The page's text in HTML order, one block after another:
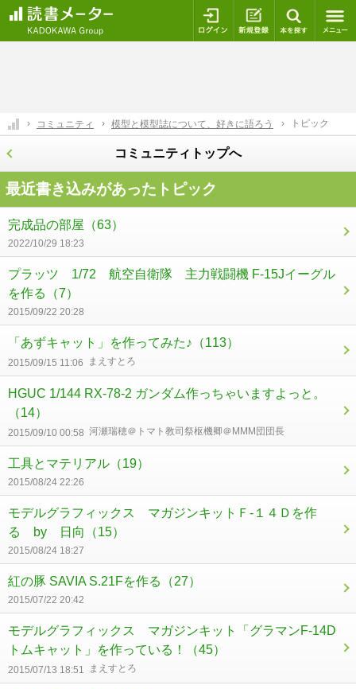
ログイン 新規登録
コミュニティ 模型と模型誌について、好きに語ろう トピック
コミュニティトップへ
最近書き込みがあったトピック
完成品の部屋 （63）
2022/10/29 18:23
プラッツ 1/72 航空自衛隊 主力戦闘機 F-15Jイーグル
を作る
（7）
2015/09/22 20:28
「あずキャット」を作ってみた♪ （113）
2015/09/15 11:06 まえすとろ
HGUC 1/144 RX-78-2 ガンダム作っちゃいますよっと。
（14）
2015/09/10 00:58 河瀬瑞穂＠トマト教司祭枢機卿＠MMM団団長
工具とマテリアル （19）
2015/08/24 22:26
モデルグラフィックス マガジンキットＦ-１４Ｄを作
る by 日向
（15）
2015/08/24 18:27
紅の豚 SAVIA S.21Fを作る （27）
2015/07/22 20:42
モデルグラフィックス マガジンキット「グラマンF-14D
トムキャット」を作っている！
（45）
2015/07/13 18:51 まえすとろ